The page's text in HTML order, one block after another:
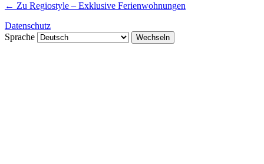
← Zu Regiostyle – Exklusive Ferienwohnungen
Datenschutz
Sprache